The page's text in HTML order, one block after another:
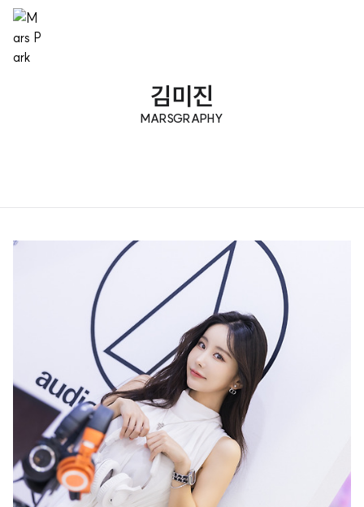
김미진
MARSGRAPHY